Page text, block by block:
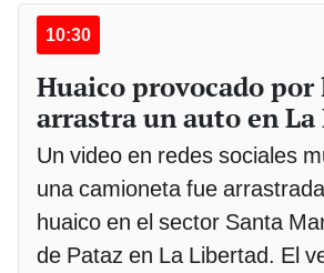
10:30
Huaico provocado
arrastra un auto en
Un video en redes sociales
una camioneta fue
huaico en el sector Santa
de Pataz en La Libertad. El